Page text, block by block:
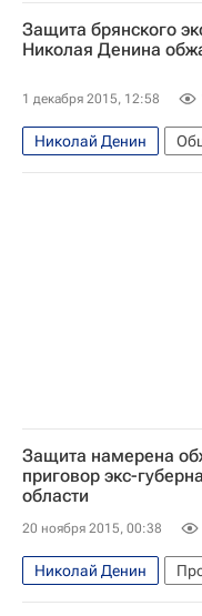
Защита брянского
Николая Денина
1 декабря 2015, 12:58
Николай Денин
Брянская область
Защита намерена
приговор экс-
области
20 ноября 2015, 00:38
Николай Денин
Брянская область